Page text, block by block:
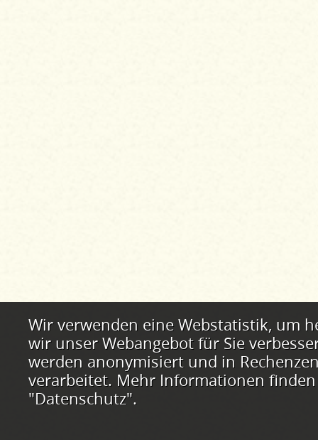
Webstatistik
Wir verwenden eine Webstatistik, um
wir unser Webangebot für Sie
werden anonymisiert und in
verarbeitet. Mehr Informationen
"Datenschutz".